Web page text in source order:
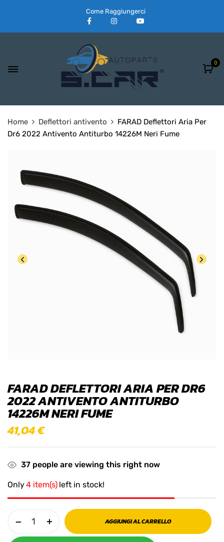
Come Raggiungerci
0
Home Deflettori antivento
FARAD Deflettori Aria Per
Dr6 2022 Antivento Antiturbo 14226M Neri Fume
FARAD DEFLETTORI ARIA PER DR6
2022 ANTIVENTO ANTITURBO
14226M NERI FUME
41,04€
37 people are viewing this right now
Only4 item(s) left in stock!
AGGIUNGI AL CARRELLO